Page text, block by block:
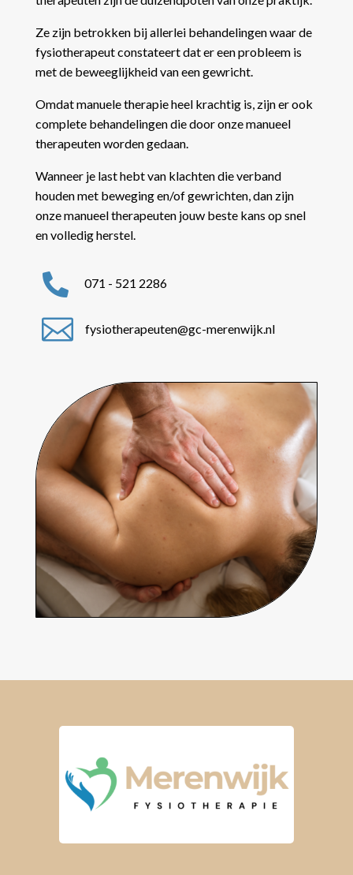
Ze zijn betrokken bij allerlei behandelingen waar de
fysiotherapeut constateert dat er een probleem is
met de beweeglijkheid van een gewricht.
Omdat manuele therapie heel krachtig is, zijn er ook
complete behandelingen die door onze manueel
therapeuten worden gedaan.
Wanneer je last hebt van klachten die verband
houden met beweging en/of gewrichten, dan zijn
onze manueel therapeuten jouw beste kans op snel
en volledig herstel.
 071 - 521 2286
 fysiotherapeuten@gc-merenwijk.nl